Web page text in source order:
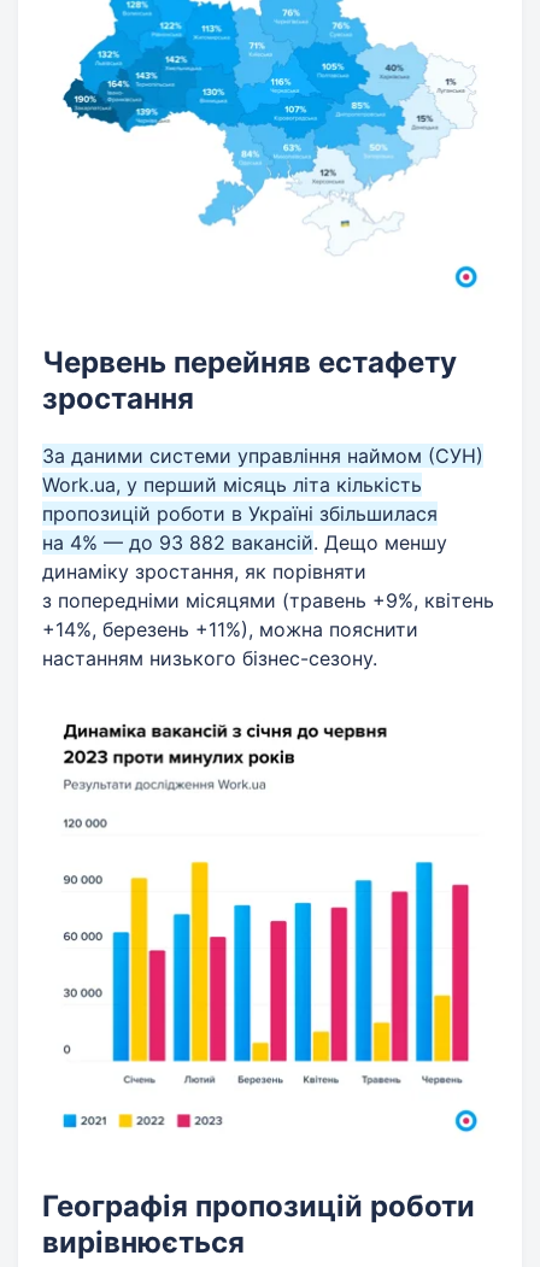
Червень перейняв естафету
зростання
За даними системи управління наймом (СУН)
Work.ua, у перший місяць літа кількість
пропозицій роботи в Україні збільшилася
на 4% — до 93 882 вакансій. Дещо меншу
динаміку зростання, як порівняти
з попередніми місяцями (травень +9%, квітень
+14%, березень +11%), можна пояснити
настанням низького бізнес-сезону.
Географія пропозицій роботи
вирівнюється